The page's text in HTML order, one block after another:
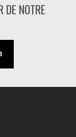
DE NOTRE